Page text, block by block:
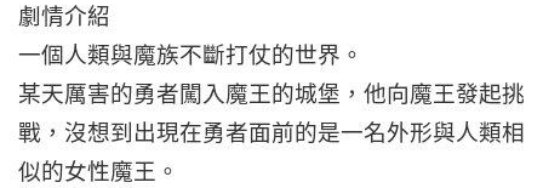
劇情介紹
一個人類與魔族不斷打仗的世界。
某天厲害的勇者闖入魔王的城堡，他向魔王發起挑
戰，沒想到出現在勇者面前的是一名外形與人類相
似的女性魔王。